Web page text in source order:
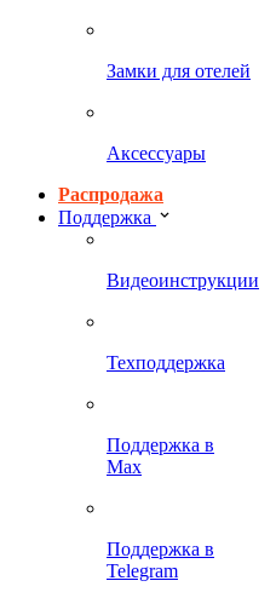
Замки для отелей
Аксессуары
Распродажа
Поддержка
Видеоинструкции
Техподдержка
Поддержка в
Max
Поддержка в
Telegram